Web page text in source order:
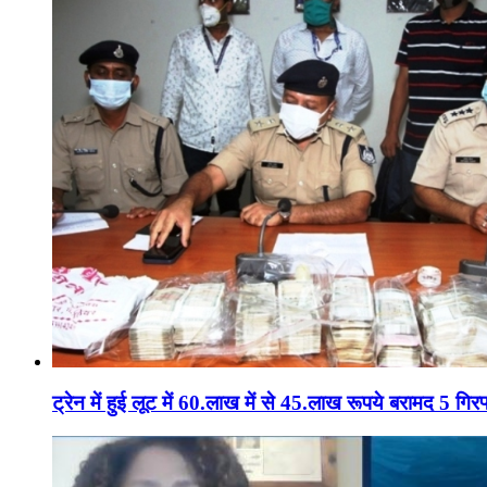
ट्रेन में हुई लूट में 60.लाख में से 45.लाख रूपये बरामद 5